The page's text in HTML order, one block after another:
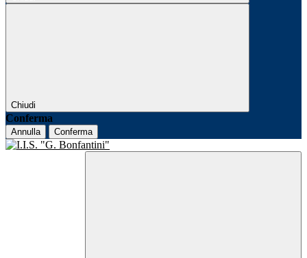
Chiudi
Conferma
Annulla Conferma